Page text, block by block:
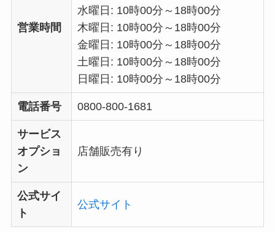
営業時間
水曜日: 10時00分～18時00分
木曜日: 10時00分～18時00分
金曜日: 10時00分～18時00分
土曜日: 10時00分～18時00分
日曜日: 10時00分～18時00分
電話番号 0800-800-1681
サービス
オプショ
ン
店舗販売有り
公式サイ
ト
公式サイト